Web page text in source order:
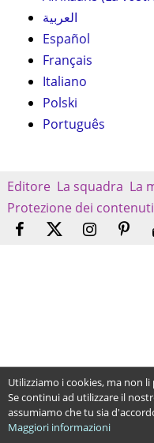
العربية
Español
Français
Italiano
Polski
Português
Editore La squadra La
Protezione dei contenuti
Utilizziamo i cookies, ma non
Se continui ad utilizzare il
assumiamo che tu sia
Maggiori informazioni